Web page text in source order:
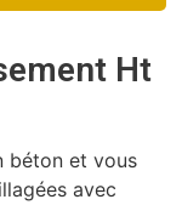
Ht
béton et vous
avec